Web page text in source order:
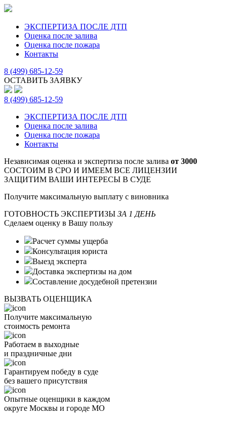
ЭКСПЕРТИЗА ПОСЛЕ ДТП
Оценка после залива
Оценка после пожара
Контакты
8 (499) 685-12-59
ОСТАВИТЬ ЗАЯВКУ
8 (499) 685-12-59
ЭКСПЕРТИЗА ПОСЛЕ ДТП
Оценка после залива
Оценка после пожара
Контакты
Независимая оценка и экспертиза после залива от 3000
СОСТОИМ В СРО И ИМЕЕМ ВСЕ ЛИЦЕНЗИИ
ЗАЩИТИМ ВАШИ ИНТЕРЕСЫ В СУДЕ
Получите максимальную выплату с виновника
ГОТОВНОСТЬ ЭКСПЕРТИЗЫ ЗА 1 ДЕНЬ
Сделаем оценку в Вашу пользу
Расчет суммы ущерба
Консультация юриста
Выезд эксперта
Доставка экспертизы на дом
Составление досудебной претензии
ВЫЗВАТЬ ОЦЕНЩИКА
Получите максимальную
стоимость ремонта
Работаем в выходные
и праздничные дни
Гарантируем победу в суде
без вашего присутствия
Опытные оценщики в каждом
округе Москвы и городе МО